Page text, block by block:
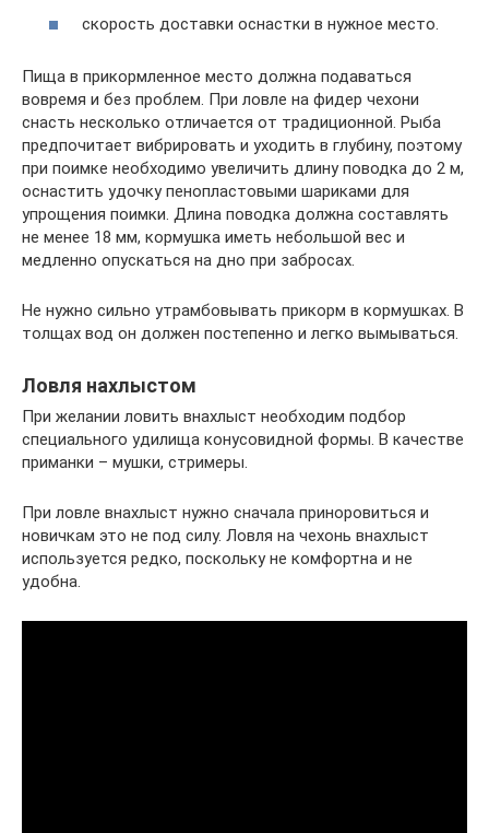
скорость доставки оснастки в нужное место.
Пища в прикормленное место должна подаваться
вовремя и без проблем. При ловле на фидер чехони
снасть несколько отличается от традиционной. Рыба
предпочитает вибрировать и уходить в глубину, поэтому
при поимке необходимо увеличить длину поводка до 2 м,
оснастить удочку пенопластовыми шариками для
упрощения поимки. Длина поводка должна составлять
не менее 18 мм, кормушка иметь небольшой вес и
медленно опускаться на дно при забросах.
Не нужно сильно утрамбовывать прикорм в кормушках. В
толщах вод он должен постепенно и легко вымываться.
Ловля нахлыстом
При желании ловить внахлыст необходим подбор
специального удилища конусовидной формы. В качестве
приманки – мушки, стримеры.
При ловле внахлыст нужно сначала приноровиться и
новичкам это не под силу. Ловля на чехонь внахлыст
используется редко, поскольку не комфортна и не
удобна.